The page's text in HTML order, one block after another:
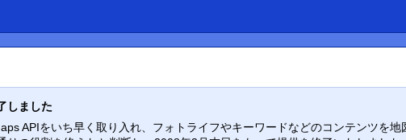
しました
APIをいち早く取り入れ、フォトライフやキーワードなどのコンテンツを